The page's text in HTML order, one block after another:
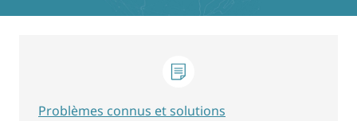
Problèmes connus et solutions